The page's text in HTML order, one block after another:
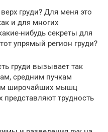
груди? Для меня это
и для многих
нибудь секреты для
упрямый регион груди?
груди вызывает так
средним пучкам
широчайших мышц
представляют трудность